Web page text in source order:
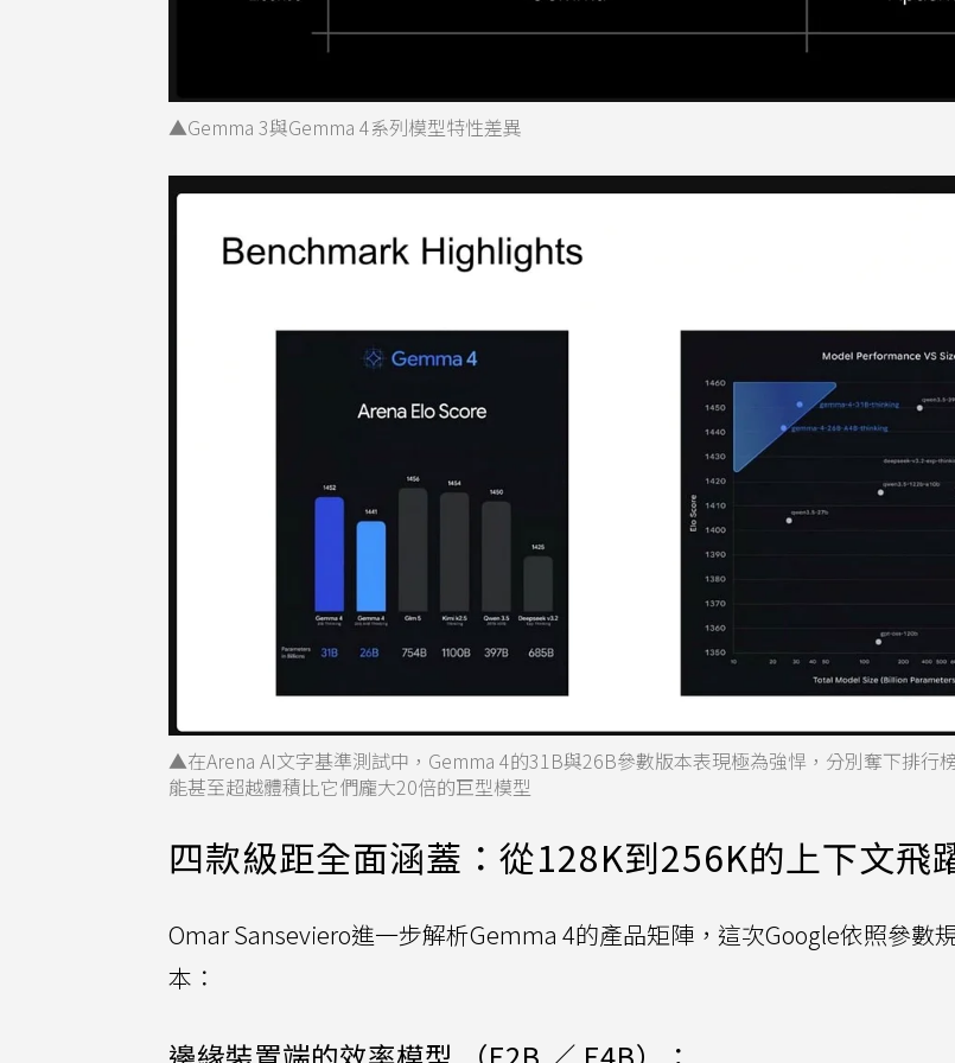
▲Gemma 3與Gemma 4系列模型特性差異
▲在Arena AI文字基準測試中，Gemma 4的31B與26B參數版本表現極為強悍，分別奪下排行
能甚至超越體積比它們龐大20倍的巨型模型
四款級距全面涵蓋：從128K到256K的上下文飛
Omar Sanseviero進一步解析Gemma 4的產品矩陣，這次Google依照參數
本：